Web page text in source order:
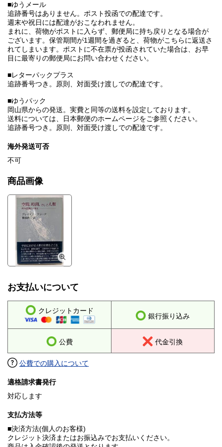
■ゆうメール
追跡番号はありません。ポスト投函での配達です。
週末や祝日には配達がおこなわれません。
まれに、荷物がポストに入らず、郵便局に持ち戻りとなる場合が
ございます。保管期間が1週間を過ぎると、荷物がこちらに返送さ
れてしまいます。ポストに不在票が投函されていた場合は、お早
目に最寄りの郵便局にお問い合わせください。
■レターパックプラス
追跡番号つき。原則、対面受け渡しでの配達です。
■ゆうパック
岡山県からの発送。実費と同等の送料を設定しております。
送料については、日本郵便のホームページをご参照ください。
追跡番号つき。原則、対面受け渡しでの配達です。
海外発送可否
不可
商品画像
お支払いについて
クレジットカード
銀行振り込み
公費 代金引換
公費での購入について
適格請求書発行
対応します
支払方法等
■決済方法(個人のお客様)
クレジット決済またはお振込みでお支払いください。